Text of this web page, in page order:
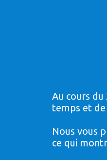
Au cours
temps et
Nous vous
ce qui